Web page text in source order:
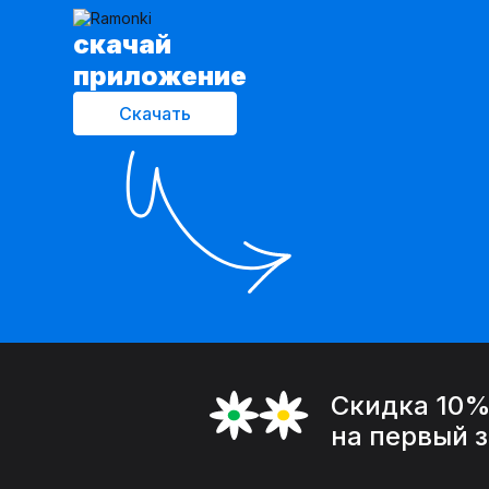
cкачай
приложение
Скачать
Скидка 10%
на первый